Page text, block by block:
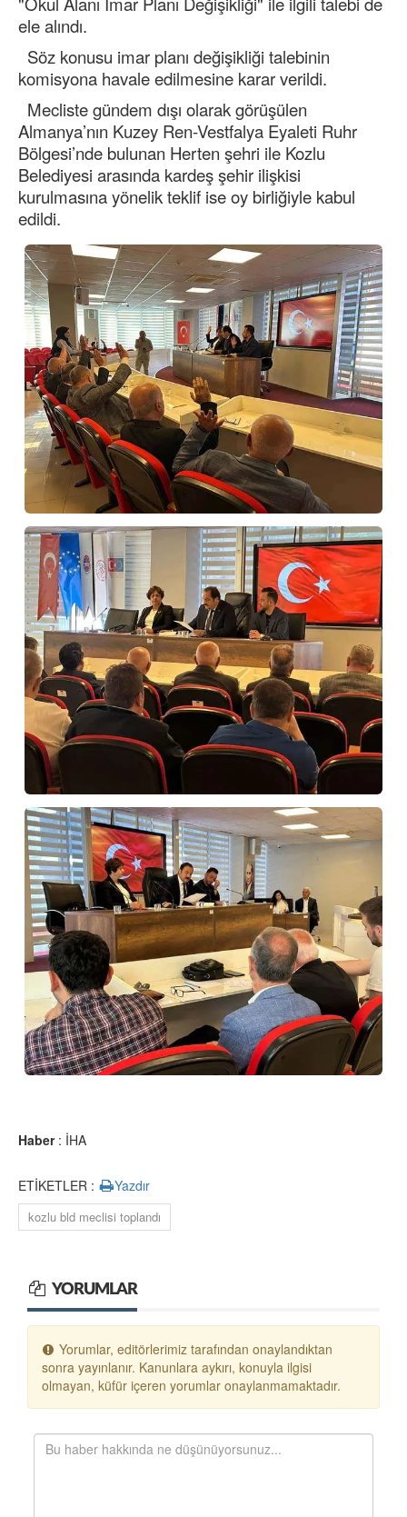
ele alındı.
Söz konusu imar planı değişikliği talebinin
komisyona havale edilmesine karar verildi.
Mecliste gündem dışı olarak görüşülen
Almanya’nın Kuzey Ren-Vestfalya Eyaleti Ruhr
Bölgesi’nde bulunan Herten şehri ile Kozlu
Belediyesi arasında kardeş şehir ilişkisi
kurulmasına yönelik teklif ise oy birliğiyle kabul
edildi.
Haber: İHA
ETİKETLER : Yazdır
kozlu bld meclisi toplandı
YORUMLAR
Yorumlar, editörlerimiz tarafından onaylandıktan
sonra yayınlanır. Kanunlara aykırı, konuyla ilgisi
olmayan, küfür içeren yorumlar onaylanmamaktadır.